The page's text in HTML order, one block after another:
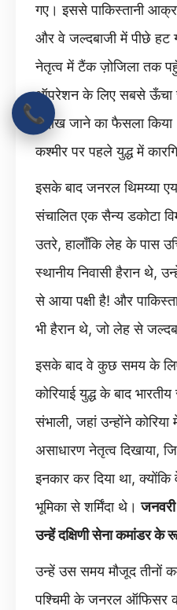
गए। इससे पाकिस्तानी
और वे जल्दबाजी में पीछे
नेतृत्व में टैंक ज़ोजिला तक
ऑपरेशन के लिए सबसे ऊँचा
लद्दाख जाने का फैसला
कश्मीर पर पहले युद्ध में
इसके बाद जनरल थिमय्या
संचालित एक सैन्य डकोटा
उतरे, हालाँकि लेह के पास
स्थानीय निवासी हैरान थे,
से आया पक्षी है! और
भी हैरान थे, जो लेह से
इसके बाद वे कुछ समय के
कोरियाई युद्ध के बाद
संभाली, जहां उन्होंने कोरिया
असाधारण नेतृत्व दिखाया,
इनकार कर दिया था, क्योंकि
भूमिका से शर्मिंदा थे।
उन्हें दक्षिणी सेना कमांडर के
उन्हें उस समय मौजूद तीनों
पश्चिमी के जनरल ऑफिसर
📞